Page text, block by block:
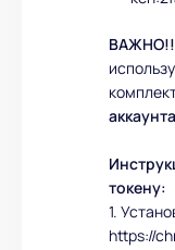
токену:
1.
https://